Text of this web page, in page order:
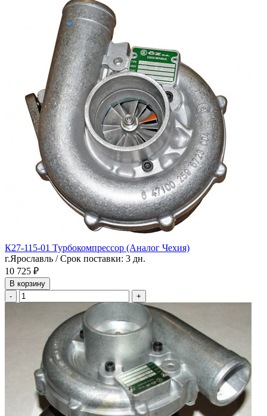
К27-115-01 Турбокомпрессор (Аналог Чехия)
г.Ярославль / Срок поставки: 3 дн.
10 725 ₽
В корзину
-
+